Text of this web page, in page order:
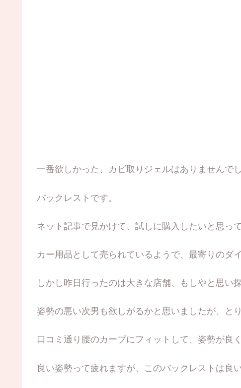
一番欲しかった、カビ取りジェルはありませんで
バックレストです。
ネット記事で見かけて、試しに購入したいと思っ
カー用品として売られているようで、最寄りのダ
しかし昨日行ったのは大きな店舗、もしやと思い
姿勢の悪い次男も欲しがるかと思いましたが、と
口コミ通り腰のカーブにフィットして、姿勢が良
良い姿勢って疲れますが、このバックレストは良